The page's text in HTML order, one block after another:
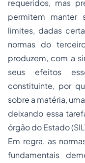
requeridos, mas
permitem manter
limites, dadas
normas do
produzem, com a
seus efeitos
constituinte, por
sobre a matéria,
deixando essa
órgão do Estado
Em regra, as
fundamentais